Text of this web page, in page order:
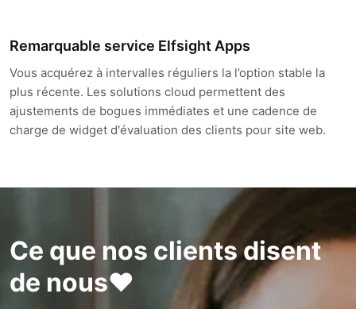
Remarquable service Elfsight Apps
Vous acquérez à intervalles réguliers la l’option stable la
plus récente. Les solutions cloud permettent des
ajustements de bogues immédiates et une cadence de
charge de widget d'évaluation des clients pour site web.
Ce que nos clients disent
de nous❤️